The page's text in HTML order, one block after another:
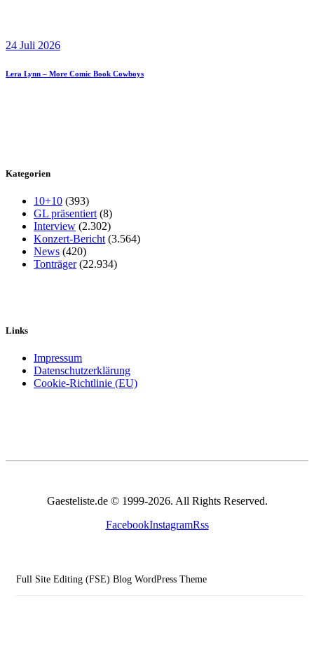
24 Juli 2026
Lera Lynn – More Comic Book Cowboys
Kategorien
10+10 (393)
GL präsentiert (8)
Interview (2.302)
Konzert-Bericht (3.564)
News (420)
Tonträger(22.934)
Links
Impressum
Datenschutzerklärung
Cookie-Richtlinie (EU)
Gaesteliste.de © 1999-2026. All Rights Reserved.
FacebookInstagramRss
Full Site Editing (FSE) Blog WordPress Theme